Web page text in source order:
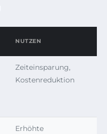
NUTZEN
Zeiteinsparung,
Kostenreduktion
Erhöhte